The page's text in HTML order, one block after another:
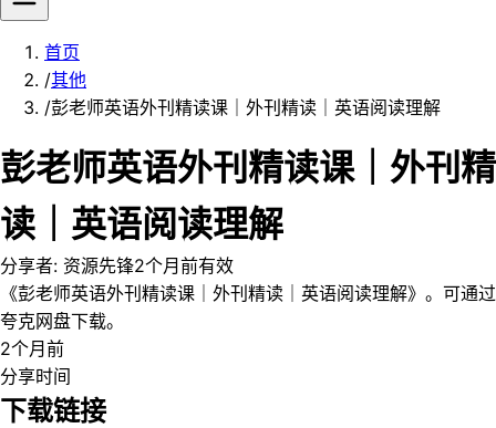
首页
/其他
/彭老师英语外刊精读课｜外刊精读｜英语阅读理解
彭老师英语外刊精读课｜外刊精
读｜英语阅读理解
分享者: 资源先锋2个月前有效
《彭老师英语外刊精读课｜外刊精读｜英语阅读理解》。可通过
夸克网盘下载。
2个月前
分享时间
下载链接